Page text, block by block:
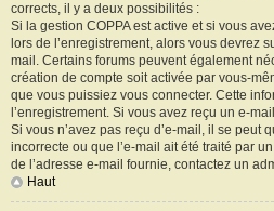
corrects, il y a deux possibilités :
Si la gestion COPPA est active et si vous
lors de l’enregistrement, alors vous devrez
mail. Certains forums peuvent également
création de compte soit activée par vous-
que vous puissiez vous connecter. Cette
l’enregistrement. Si vous avez reçu un e-
Si vous n’avez pas reçu d’e-mail, il se peut
incorrecte ou que l’e-mail ait été traité par
de l’adresse e-mail fournie, contactez un
Haut